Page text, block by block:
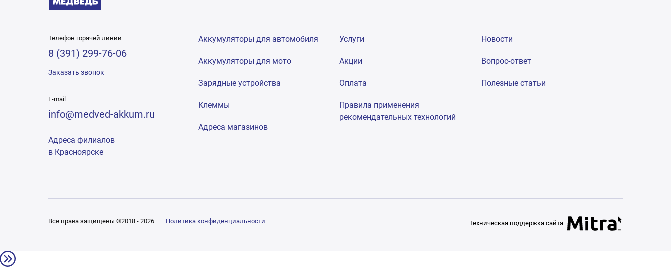
Телефон горячей линии
8 (391) 299-76-06
Заказать звонок
E-mail
info@medved-akkum.ru
Адреса филиалов
в Красноярске
Аккумуляторы для автомобиля
Аккумуляторы для мото
Зарядные устройства
Клеммы
Адреса магазинов
Услуги
Акции
Оплата
Правила применения
рекомендательных технологий
Новости
Вопрос-ответ
Полезные статьи
Все права защищены ©2018 - 2026 Политика конфиденциальности Техническая поддержка сайта